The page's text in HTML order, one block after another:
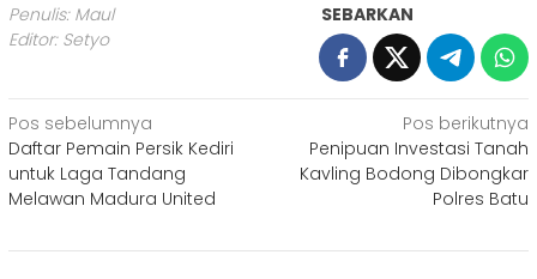
Penulis: Maul
Editor: Setyo
SEBARKAN
Navigasi
pos
Pos sebelumnya
Daftar Pemain Persik Kediri
untuk Laga Tandang
Melawan Madura United
Pos berikutnya
Penipuan Investasi Tanah
Kavling Bodong Dibongkar
Polres Batu